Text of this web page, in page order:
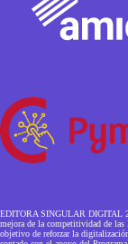
EDITORA SINGULAR DIGITAL
mejora de la competitividad de las
objetivo de reforzar la